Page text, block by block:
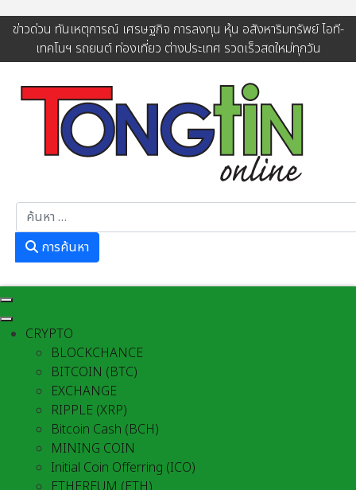
ข่าวด่วน ทันเหตุการณ์ เศรษฐกิจ การลงทุน หุ้น อสังหาริมทรัพย์ ไอที-
เทคโนฯ รถยนต์ ท่องเที่ยว ต่างประเทศ รวดเร็วสดใหม่ทุกวัน
การค้นหา
CRYPTO
BLOCKCHANCE
BITCOIN (BTC)
EXCHANGE
RIPPLE (XRP)
Bitcoin Cash (BCH)
MINING COIN
Initial Coin Offerring (ICO)